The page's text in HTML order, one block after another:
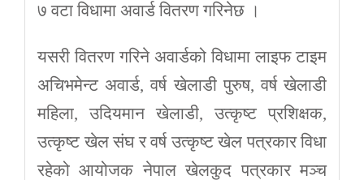
७ वटा विधामा अवार्ड वितरण गरिनेछ ।
यसरी वितरण गरिने अवार्डको विधामा लाइफ टाइम
अचिभमेन्ट अवार्ड, वर्ष खेलाडी पुरुष, वर्ष खेलाडी
महिला, उदियमान खेलाडी, उत्कृष्ट प्रशिक्षक,
उत्कृष्ट खेल संघ र वर्ष उत्कृष्ट खेल पत्रकार विधा
रहेको आयोजक नेपाल खेलकुद पत्रकार मञ्च